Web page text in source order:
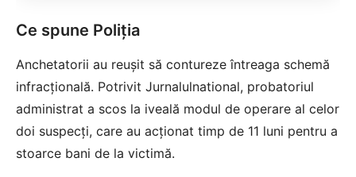
Ce spune Poliția
Anchetatorii au reușit să contureze întreaga schemă
infracțională. Potrivit Jurnalulnational, probatoriul
administrat a scos la iveală modul de operare al celor
doi suspecți, care au acționat timp de 11 luni pentru a
stoarce bani de la victimă.